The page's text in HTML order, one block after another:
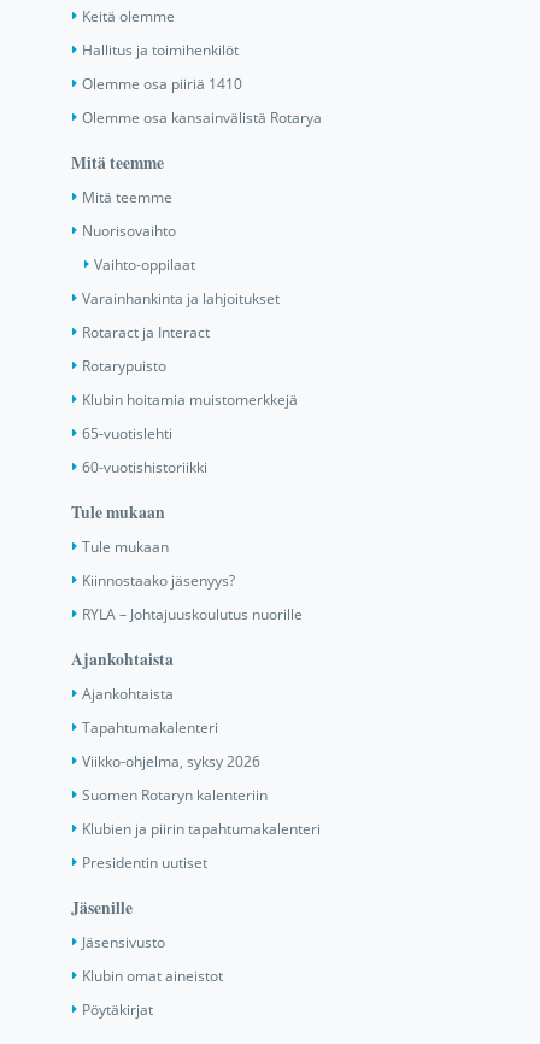
Keitä olemme
Hallitus ja toimihenkilöt
Olemme osa piiriä 1410
Olemme osa kansainvälistä Rotarya
Mitä teemme
Mitä teemme
Nuorisovaihto
Vaihto-oppilaat
Varainhankinta ja lahjoitukset
Rotaract ja Interact
Rotarypuisto
Klubin hoitamia muistomerkkejä
65-vuotislehti
60-vuotishistoriikki
Tule mukaan
Tule mukaan
Kiinnostaako jäsenyys?
RYLA – Johtajuuskoulutus nuorille
Ajankohtaista
Ajankohtaista
Tapahtumakalenteri
Viikko-ohjelma, syksy 2026
Suomen Rotaryn kalenteriin
Klubien ja piirin tapahtumakalenteri
Presidentin uutiset
Jäsenille
Jäsensivusto
Klubin omat aineistot
Pöytäkirjat